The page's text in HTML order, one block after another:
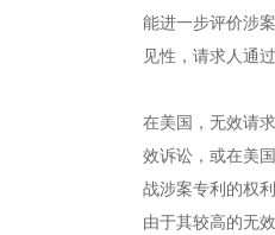
能进一步评价涉
见性，请求人通
在美国，无效请
效诉讼，或在美
战涉案专利的权
由于其较高的无